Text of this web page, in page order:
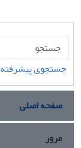
جستجوی پیشرفته
صفحه اصلی
مرور